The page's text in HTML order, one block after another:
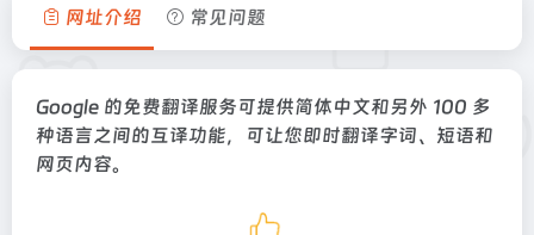
网址介绍 常见问题
Google 的免费翻译服务可提供简体中文和另外 100 多
种语言之间的互译功能，可让您即时翻译字词、短语和
网页内容。